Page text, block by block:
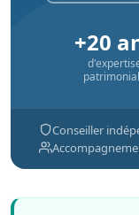
+20
Conseiller